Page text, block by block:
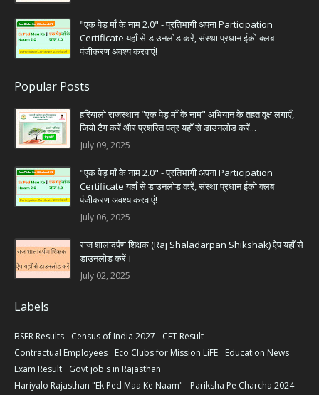
"एक पेड़ माँ के नाम 2.0" - प्रतिभागी अपना Participation
Certificate यहाँ से डाउनलोड करें, संस्था प्रधान ईको क्लब
पंजीकरण अवश्य करवाएं!
Popular Posts
हरियालो राजस्थान "एक पेड़ माँ के नाम" अभियान के तहत वृक्ष लगाएँ,
जियो टैग करें और प्रशस्ति पत्र यहाँ से डाउनलोड करें...
July 09, 2025
"एक पेड़ माँ के नाम 2.0" - प्रतिभागी अपना Participation
Certificate यहाँ से डाउनलोड करें, संस्था प्रधान ईको क्लब
पंजीकरण अवश्य करवाएं!
July 06, 2025
राज शालादर्पण शिक्षक (Raj Shaladarpan Shikshak) ऐप यहाँ से
डाउनलोड करें।
July 02, 2025
Labels
BSER Results Census of India 2027
CET Result
Contractual Employees
Eco Clubs for Mission LiFE
Education News
Exam Result
Govt job's in Rajasthan
Hariyalo Rajasthan "Ek Ped Maa Ke Naam"
Pariksha Pe Charcha 2024